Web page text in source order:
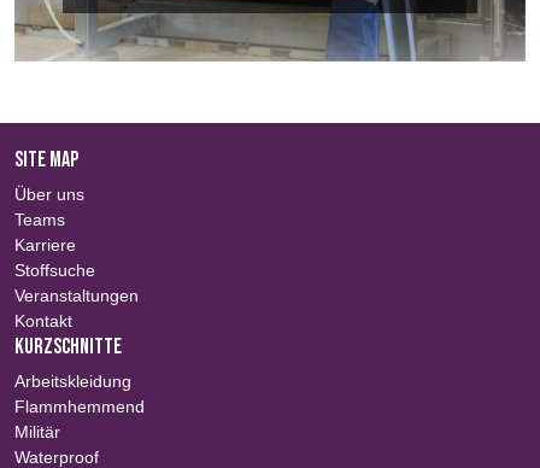
SITE MAP
Über uns
Teams
Karriere
Stoffsuche
Veranstaltungen
Kontakt
KURZSCHNITTE
Arbeitskleidung
Flammhemmend
Militär
Waterproof